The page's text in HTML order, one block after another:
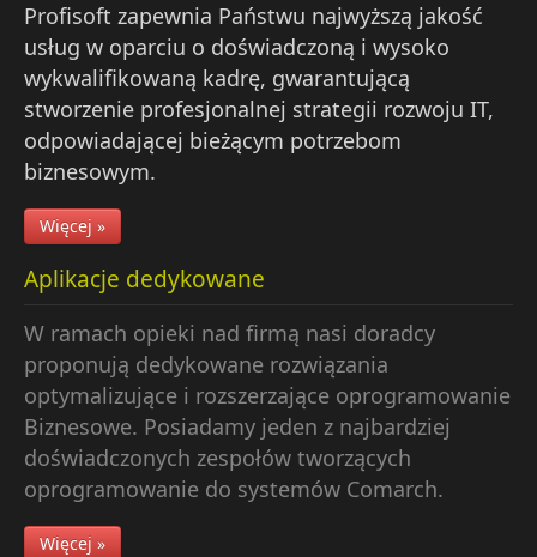
Profisoft zapewnia Państwu najwyższą jakość
usług w oparciu o doświadczoną i wysoko
wykwalifikowaną kadrę, gwarantującą
stworzenie profesjonalnej strategii rozwoju IT,
odpowiadającej bieżącym potrzebom
biznesowym.
Więcej »
Aplikacje dedykowane
W ramach opieki nad firmą nasi doradcy
proponują dedykowane rozwiązania
optymalizujące i rozszerzające oprogramowanie
Biznesowe. Posiadamy jeden z najbardziej
doświadczonych zespołów tworzących
oprogramowanie do systemów Comarch.
Więcej »